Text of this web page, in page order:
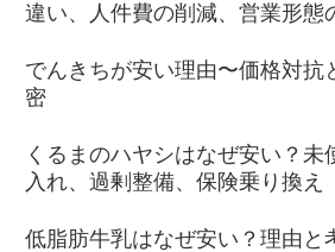
違い、人件費の削減、営業形態
でんきちが安い理由〜価格対抗
密
くるまのハヤシはなぜ安い？未
入れ、過剰整備、保険乗り換え
低脂肪牛乳はなぜ安い？理由と